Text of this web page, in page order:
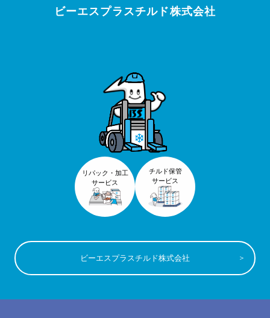
ビーエスプラスチルド株式会社
リパック・加工
サービス
チルド保管
サービス
ビーエスプラスチルド株式会社